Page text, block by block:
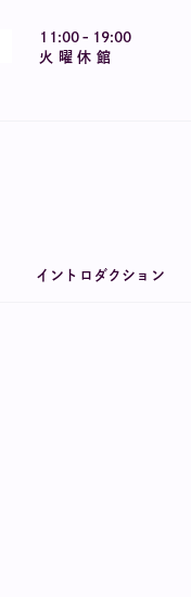
11:00 - 19:00
火 曜 休 館
イントロダクション